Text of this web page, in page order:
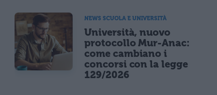
NEWS SCUOLA E UNIVERSITÀ
Università, nuovo
protocollo Mur-Anac:
come cambiano i
concorsi con la legge
129/2026